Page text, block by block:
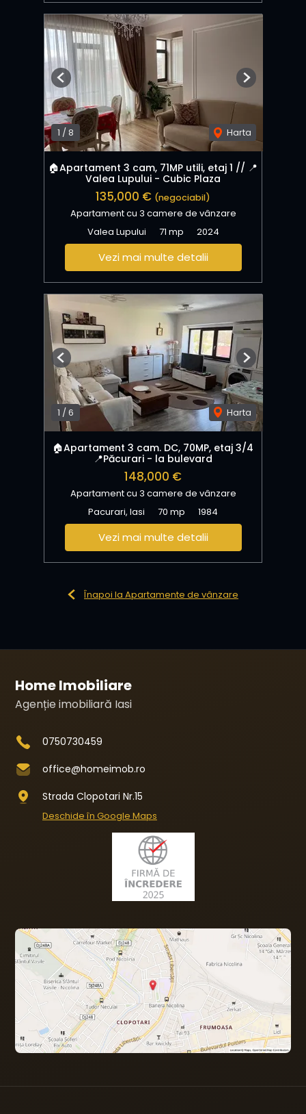
1 /8 Harta
Previous Next
🏠Apartament 3 cam, 71MP utili, etaj 1 // 📍
Valea Lupului - Cubic Plaza
135,000 € (negociabil)
Apartament cu 3 camere de vânzare
Valea Lupului
71 mp 2024
Vezi mai multe detalii
1 /6 Harta
Previous Next
🏠Apartament 3 cam. DC, 70MP, etaj 3/4
📍Păcurari - la bulevard
148,000 €
Apartament cu 3 camere de vânzare
Pacurari, Iasi
70 mp 1984
Vezi mai multe detalii
Înapoi la Apartamente de vânzare
Home Imobiliare
Agenție imobiliară Iasi
0750730459
office@homeimob.ro
Strada Clopotari Nr.15
Deschide în Google Maps